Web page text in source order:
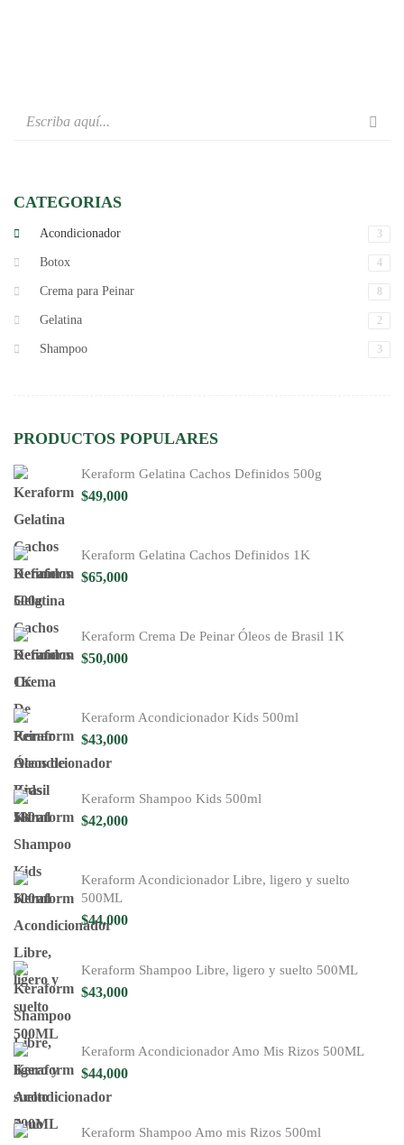
CATEGORIAS
Acondicionador 3
Botox 4
Crema para Peinar 8
Gelatina 2
Shampoo 3
PRODUCTOS POPULARES
Keraform Gelatina Cachos Definidos 500g
$49,000
Keraform Gelatina Cachos Definidos 1K
$65,000
Keraform Crema De Peinar Óleos de Brasil 1K
$50,000
Keraform Acondicionador Kids 500ml
$43,000
Keraform Shampoo Kids 500ml
$42,000
Keraform Acondicionador Libre, ligero y suelto
500ML
$44,000
Keraform Shampoo Libre, ligero y suelto 500ML
$43,000
Keraform Acondicionador Amo Mis Rizos 500ML
$44,000
Keraform Shampoo Amo mis Rizos 500ml